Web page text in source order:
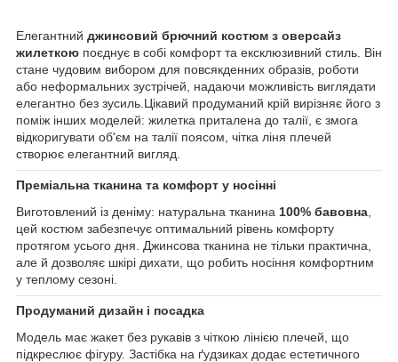
Елегантний джинсовий брючний костюм з оверсайз
жилеткою поєднує в собі комфорт та ексклюзивний стиль. Він
стане чудовим вибором для повсякденних образів, роботи
або неформальних зустрічей, надаючи можливість виглядати
елегантно без зусиль.Цікавий продуманий крій вирізняє його з
поміж інших моделей: жилетка приталена до талії, є змога
відкоригувати об'єм на талії поясом, чітка ліня плечей
створює елегантний вигляд.
Преміальна тканина та комфорт у носінні
Виготовлений із деніму: натуральна тканина 100% бавовна,
цей костюм забезпечує оптимальний рівень комфорту
протягом усього дня. Джинсова тканина не тільки практична,
але й дозволяє шкірі дихати, що робить носіння комфортним
у теплому сезоні.
Продуманий дизайн і посадка
Модель має жакет без рукавів з чіткою лінією плечей, що
підкреслює фігуру. Застібка на ґудзиках додає естетичного